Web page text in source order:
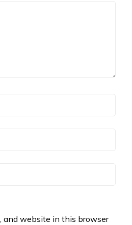
and website in this browser